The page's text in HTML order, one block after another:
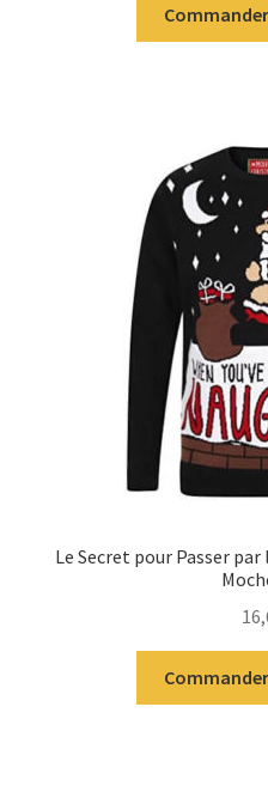
Le Secret pour Passer